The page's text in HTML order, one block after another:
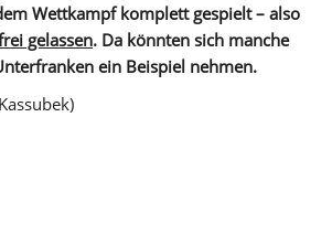
Wettkampf komplett gespielt – also
gelassen. Da könnten sich manche
ein Beispiel nehmen.